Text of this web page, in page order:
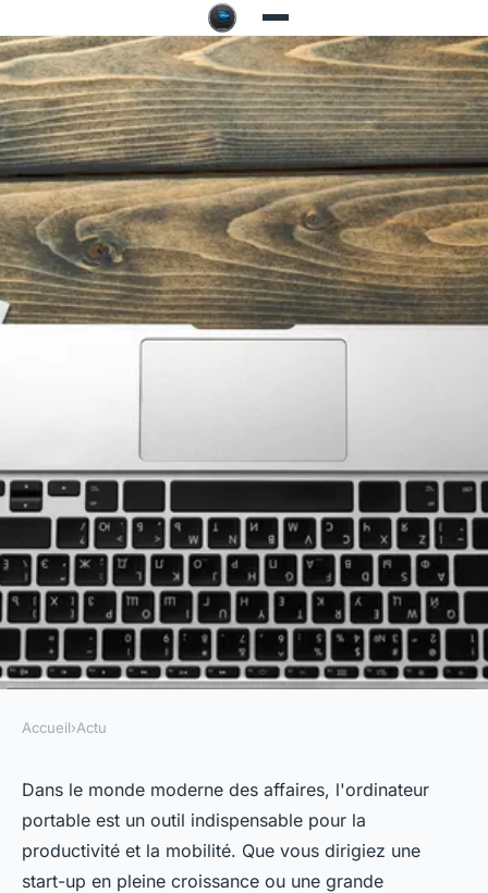
Quel ordinateur portable
professionnel choisir pour
équiper son entreprise ?
Accueil›Actu
Dans le monde moderne des affaires, l'ordinateur
portable est un outil indispensable pour la
productivité et la mobilité. Que vous dirigiez une
start-up en pleine croissance ou une grande